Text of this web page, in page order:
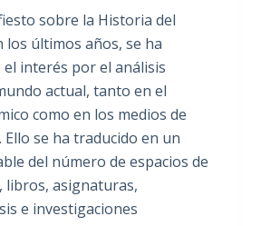
sobre la Historia del
últimos años, se ha
interés por el análisis
actual, tanto en el
como en los medios de
Ello se ha traducido en un
del número de espacios de
libros, asignaturas,
e investigaciones